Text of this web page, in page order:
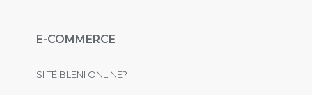
E-COMMERCE
SI TË BLENI ONLINE?